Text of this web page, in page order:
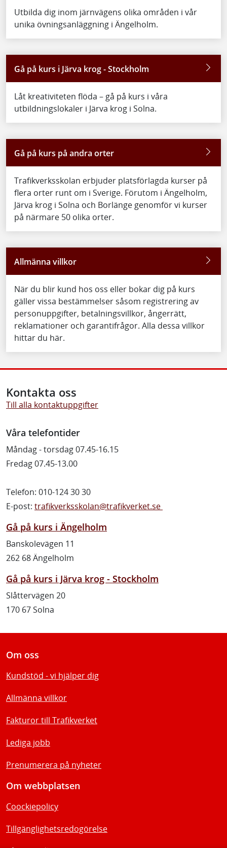
Utbilda dig inom järnvägens olika områden i vår
unika övningsanläggning i Ängelholm.
Gå på kurs i Järva krog - Stockholm
Låt kreativiteten flöda – gå på kurs i våra
utbildningslokaler i Järva krog i Solna.
Gå på kurs på andra orter
Trafikverksskolan erbjuder platsförlagda kurser på
flera orter runt om i Sverige. Förutom i Ängelholm,
Järva krog i Solna och Borlänge genomför vi kurser
på närmare 50 olika orter.
Allmänna villkor
När du blir kund hos oss eller bokar dig på kurs
gäller vissa bestämmelser såsom registrering av
personuppgifter, betalningsvillkor, ångerrätt,
reklamationer och garantifrågor. Alla dessa villkor
hittar du här.
Kontakta oss
Till alla kontaktuppgifter
Våra telefontider
Måndag - torsdag 07.45-16.15
Fredag 07.45-13.00
Telefon: 010-124 30 30
E-post: trafikverksskolan@trafikverket.se
Gå på kurs i Ängelholm
Banskolevägen 11
262 68 Ängelholm
Gå på kurs i Järva krog - Stockholm
Slåttervägen 20
170 67 Solna
Om oss
Kundstöd - vi hjälper dig
Allmänna villkor
Fakturor till Trafikverket
Lediga jobb
Prenumerera på nyheter
Om webbplatsen
Coockiepolicy
Tillgänglighetsredogörelse